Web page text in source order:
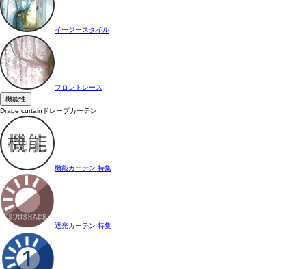
イージースタイル
フロントレース
機能性
Drape curtain ドレープカーテン
機能カーテン 特集
遮光カーテン 特集